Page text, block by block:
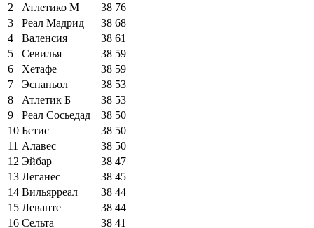
2
Атлетико М 38 76
3
Реал Мадрид 38 68
4
Валенсия 38 61
5
Севилья 38 59
6
Хетафе 38 59
7
Эспаньол 38 53
8
Атлетик Б 38 53
9
Реал Сосьедад 38 50
10 Бетис 38 50
11 Алавес 38 50
12 Эйбар 38 47
13 Леганес 38 45
14 Вильярреал 38 44
15 Леванте 38 44
16 Сельта 38 41